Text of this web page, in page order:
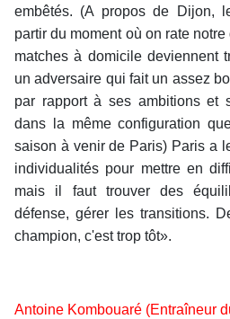
embêtés. (A propos de Dijon,
partir du moment où on rate
matches à domicile deviennent
un adversaire qui fait un assez
par rapport à ses ambitions et
dans la même configuration
saison à venir de Paris) Paris a
individualités pour mettre en
mais il faut trouver des
défense, gérer les transitions.
champion, c'est trop tôt».
Antoine Kombouaré (Entraîneur